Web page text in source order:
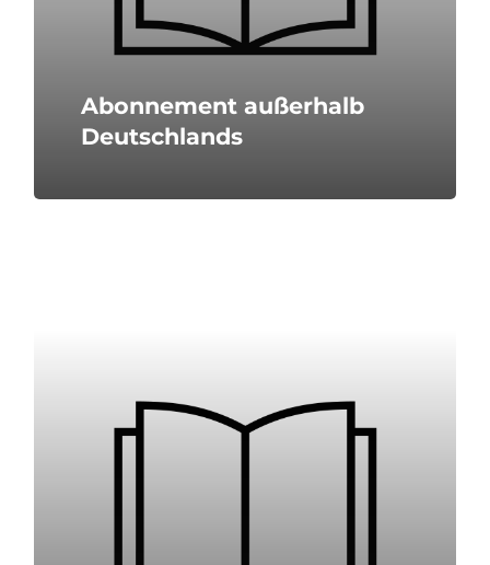
Abonnement außerhalb
Deutschlands